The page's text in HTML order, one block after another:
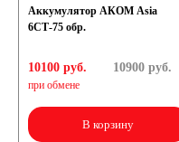
Аккумулятор АКОМ Asia
6СТ-75 обр.
10100 руб.
при обмене
10900руб.
В корзину